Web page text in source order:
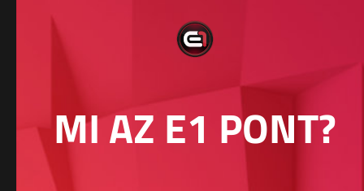
MI AZ E1 PONT?